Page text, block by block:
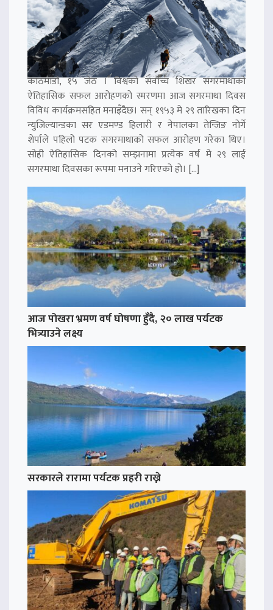
काठमाडौं, १५ जेठ । विश्वको सर्वोच्च शिखर सगरमाथाको
ऐतिहासिक सफल आरोहणको स्मरणमा आज सगरमाथा दिवस
विविध कार्यक्रमसहित मनाइँदैछ। सन् १९५३ मे २९ तारिखका दिन
न्युजिल्यान्डका सर एडमण्ड हिलारी र नेपालका तेन्जिङ नोर्गे
शेर्पाले पहिलो पटक सगरमाथाको सफल आरोहण गरेका थिए।
सोही ऐतिहासिक दिनको सम्झनामा प्रत्येक वर्ष मे २९ लाई
सगरमाथा दिवसका रूपमा मनाउने गरिएको हो। […]
आज पोखरा भ्रमण वर्ष घोषणा हुँदै, २० लाख पर्यटक
भित्र्याउने लक्ष्य
सरकारले रारामा पर्यटक प्रहरी राख्ने